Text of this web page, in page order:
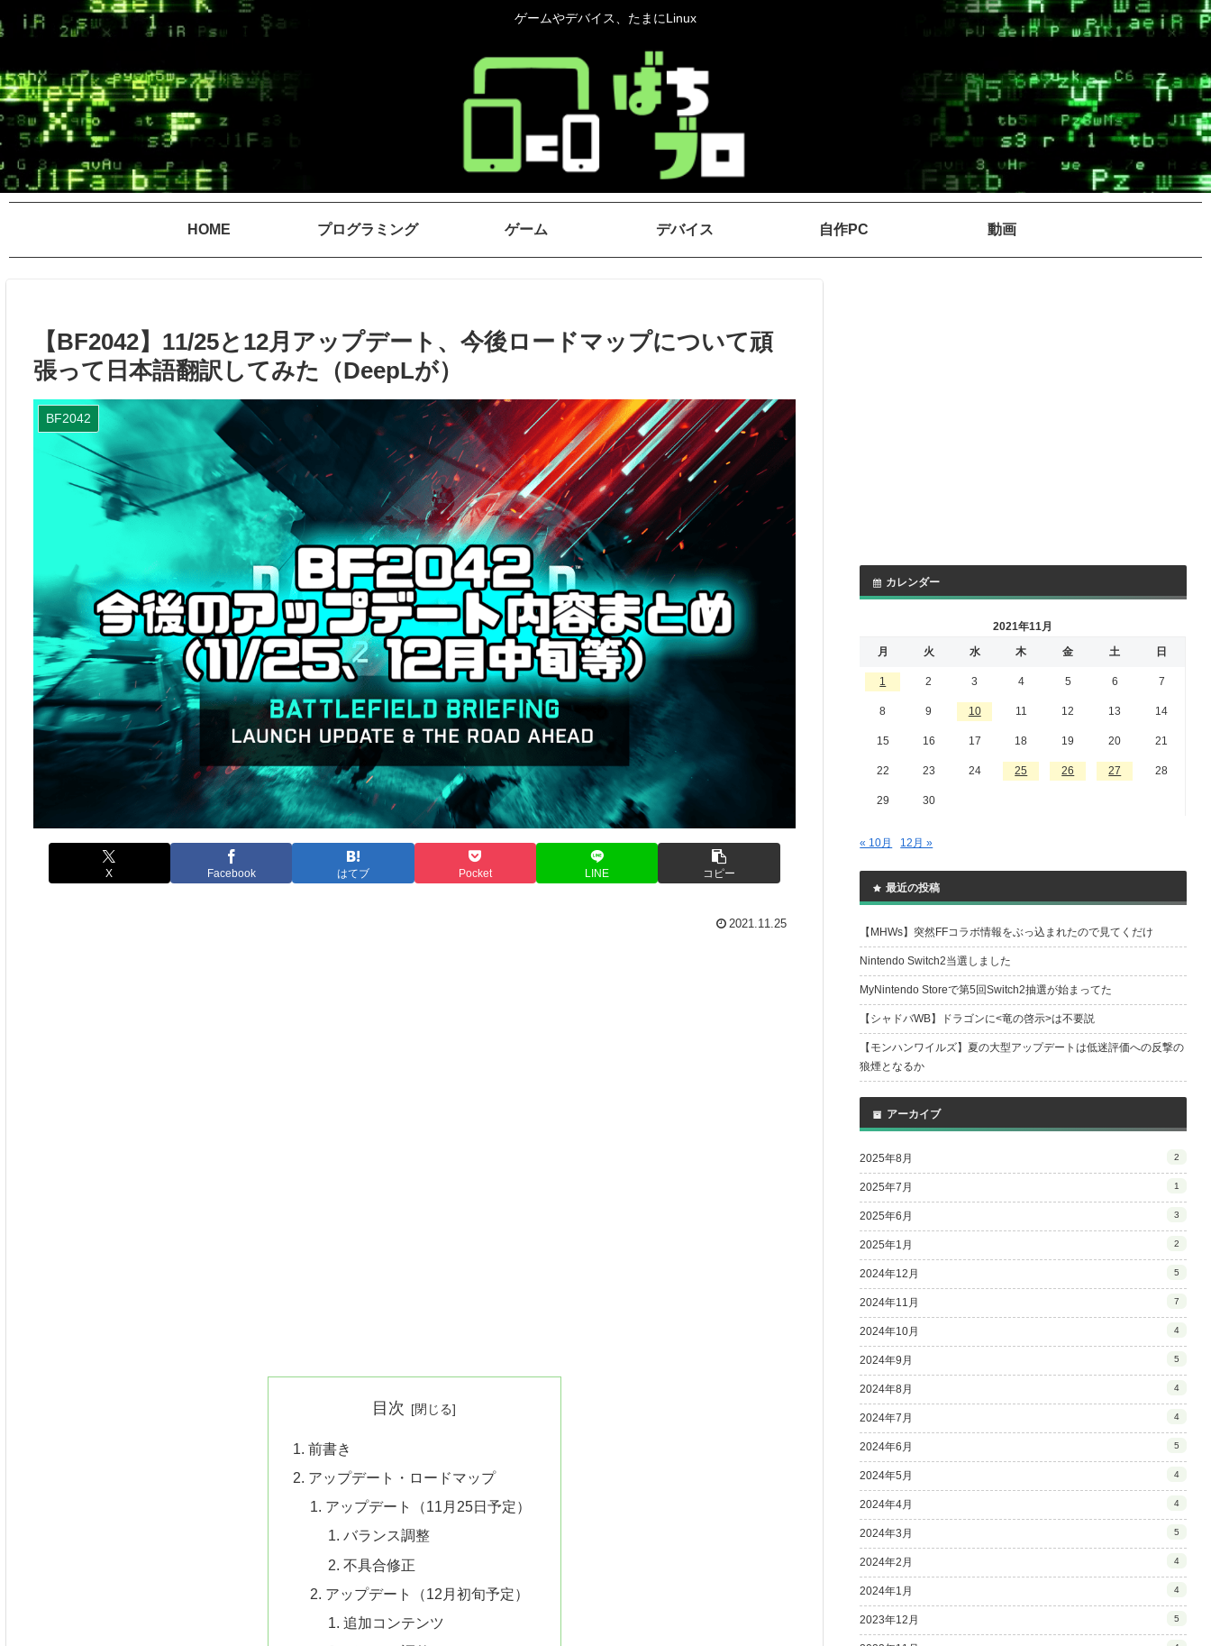
ゲームやデバイス、たまにLinux
HOME プログラミング ゲーム デバイス 自作PC 動画
【BF2042】11/25と12月アップデート、今後ロードマップについて頑
張って日本語翻訳してみた（DeepLが）
BF2042
X Facebook はてブ Pocket LINE コピー
2021.11.25
目次
前書き
アップデート・ロードマップ
アップデート（11月25日予定）
バランス調整
不具合修正
アップデート（12月初旬予定）
追加コンテンツ
カレンダー
2021年11月
月
火 水 木 金 土 日
1 2 3 4 5 6 7
8 9 10 11 12 13 14
15 16 17 18 19 20 21
22 23 24 25 26 27 28
29 30
« 10月 12月 »
最近の投稿
【MHWs】突然FFコラボ情報をぶっ込まれたので見てくだけ
Nintendo Switch2当選しました
MyNintendo Storeで第5回Switch2抽選が始まってた
【シャドバWB】ドラゴンに<竜の啓示>は不要説
【モンハンワイルズ】夏の大型アップデートは低迷評価への反撃の
狼煙となるか
アーカイブ
2025年8月 2
2025年7月 1
2025年6月 3
2025年1月 2
2024年12月 5
2024年11月 7
2024年10月 4
2024年9月 5
2024年8月 4
2024年7月 4
2024年6月 5
2024年5月 4
2024年4月 4
2024年3月 5
2024年2月 4
2024年1月 4
2023年12月 5